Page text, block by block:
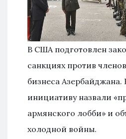
В США подготовлен
санкциях против
бизнеса Азербайджана.
инициативу назвали
армянского лобби» и
холодной войны.